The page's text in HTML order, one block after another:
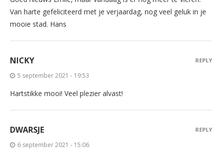
Van harte gefeliciteerd met je verjaardag, nog veel geluk in je
mooie stad. Hans
NICKY
5 september 2021 - 19:53
Hartstikke mooi! Veel plezier alvast!
REPLY
DWARSJE
6 september 2021 - 15:06
REPLY